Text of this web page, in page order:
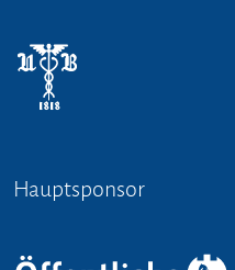
Hauptsponsor